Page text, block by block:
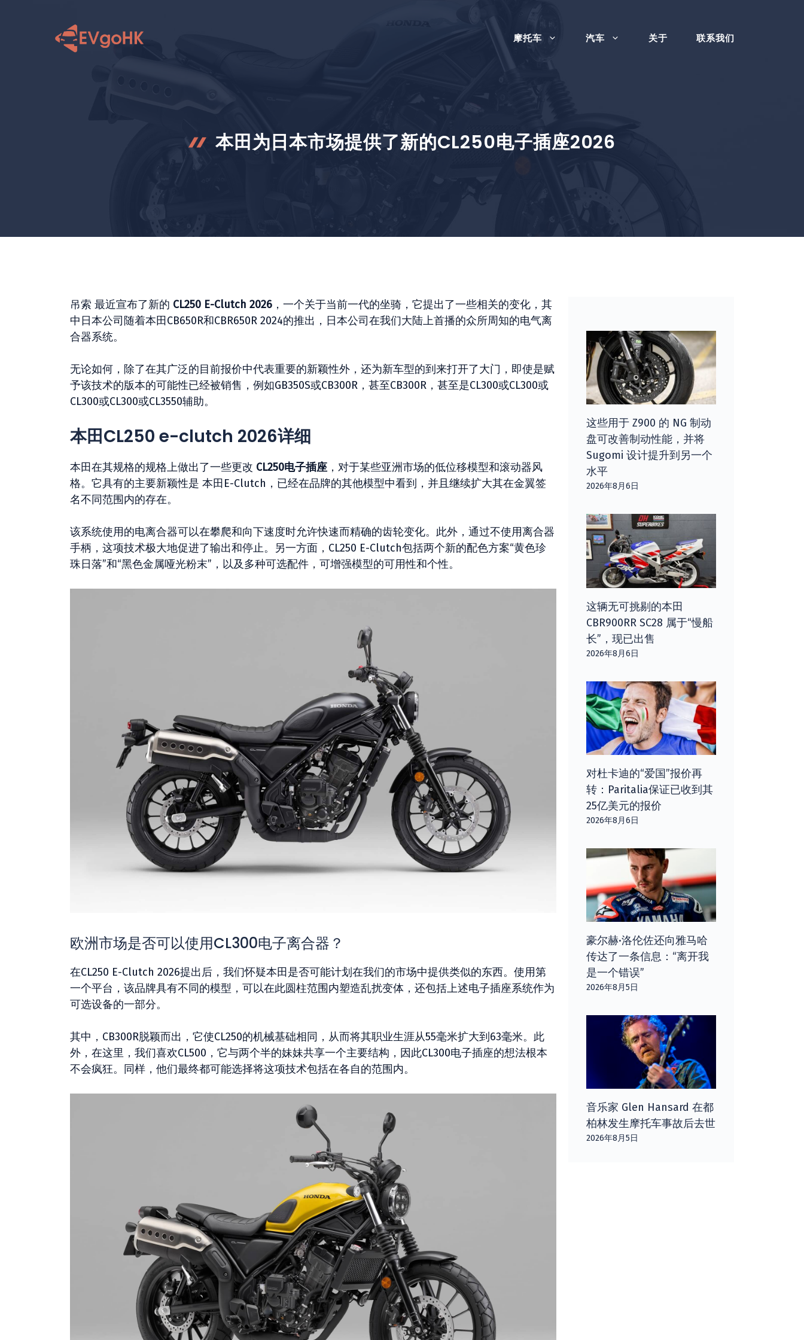
摩托车 汽车 关于 联系我们
本田为日本市场提供了新的CL250电子插座2026
吊索 最近宣布了新的 CL250 E-Clutch 2026 ，一个关于当前一代的坐骑，它提出了一些相关的变化，其
中日本公司随着本田CB650R和CBR650R 2024的推出，日本公司在我们大陆上首播的众所周知的电气离
合器系统。
无论如何，除了在其广泛的目前报价中代表重要的新颖性外，还为新车型的到来打开了大门，即使是赋
予该技术的版本的可能性已经被销售，例如GB350S或CB300R，甚至CB300R，甚至是CL300或CL300或
CL300或CL300或CL3550辅助。
本田CL250 e-clutch 2026详细
本田在其规格的规格上做出了一些更改 CL250电子插座 ，对于某些亚洲市场的低位移模型和滚动器风
格。它具有的主要新颖性是 本田E-Clutch ，已经在品牌的其他模型中看到，并且继续扩大其在金翼签
名不同范围内的存在。
该系统使用的电离合器可以在攀爬和向下速度时允许快速而精确的齿轮变化。此外，通过不使用离合器
手柄，这项技术极大地促进了输出和停止。另一方面，CL250 E-Clutch包括两个新的配色方案“黄色珍
珠日落”和“黑色金属哑光粉末”，以及多种可选配件，可增强模型的可用性和个性。
欧洲市场是否可以使用CL300电子离合器？
在CL250 E-Clutch 2026提出后，我们怀疑本田是否可能计划在我们的市场中提供类似的东西。使用第
一个平台，该品牌具有不同的模型，可以在此圆柱范围内塑造乱扰变体，还包括上述电子插座系统作为
可选设备的一部分。
其中，CB300R脱颖而出，它使CL250的机械基础相同，从而将其职业生涯从55毫米扩大到63毫米。此
外，在这里，我们喜欢CL500，它与两个半的妹妹共享一个主要结构，因此CL300电子插座的想法根本
不会疯狂。同样，他们最终都可能选择将这项技术包括在各自的范围内。
这些用于 Z900 的 NG 制动
盘可改善制动性能，并将
Sugomi 设计提升到另一个
水平
2026年8月6日
这辆无可挑剔的本田
CBR900RR SC28 属于“慢船
长”，现已出售
2026年8月6日
对杜卡迪的“爱国”报价再
转：Paritalia保证已收到其
25亿美元的报价
2026年8月6日
豪尔赫·洛伦佐还向雅马哈
传达了一条信息：“离开我
是一个错误”
2026年8月5日
音乐家 Glen Hansard 在都
柏林发生摩托车事故后去世
2026年8月5日